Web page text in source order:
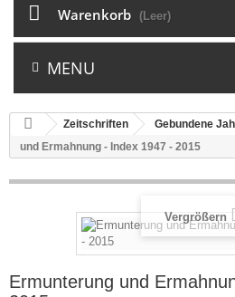
Warenkorb (Leer)
MENU
Zeitschriften Gebundene
und Ermahnung - Index 1947 - 2015
Vergrößern
Ermunterung und